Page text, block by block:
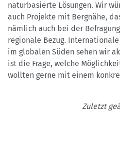
naturbasierte Lösungen. Wir
auch Projekte mit Bergnähe,
nämlich auch bei der
regionale Bezug.
im globalen Süden sehen wir
ist die Frage, welche
wollten gerne mit einem
Zuletzt